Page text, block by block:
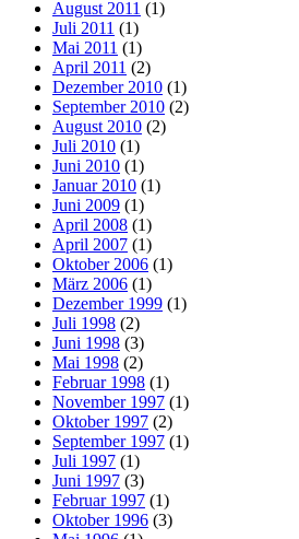
August 2011 (1)
Juli 2011 (1)
Mai 2011 (1)
April 2011 (2)
Dezember 2010 (1)
September 2010 (2)
August 2010 (2)
Juli 2010 (1)
Juni 2010 (1)
Januar 2010 (1)
Juni 2009 (1)
April 2008 (1)
April 2007 (1)
Oktober 2006 (1)
März 2006 (1)
Dezember 1999 (1)
Juli 1998 (2)
Juni 1998 (3)
Mai 1998 (2)
Februar 1998 (1)
November 1997 (1)
Oktober 1997 (2)
September 1997 (1)
Juli 1997 (1)
Juni 1997 (3)
Februar 1997 (1)
Oktober 1996 (3)